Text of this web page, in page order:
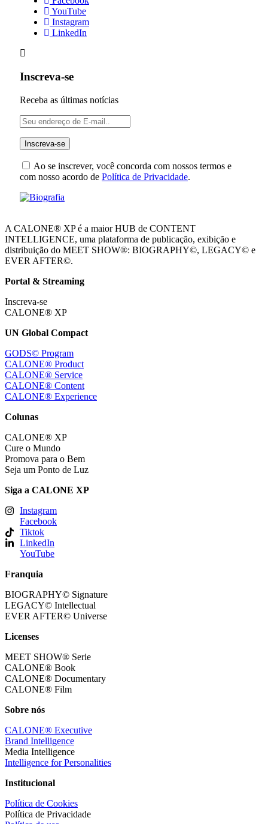
YouTube
Instagram
LinkedIn
Inscreva-se
Receba as últimas notícias
Ao se inscrever, você concorda com nossos termos e
com nosso acordo de Política de Privacidade.
A CALONE® XP é a maior HUB de CONTENT
INTELLIGENCE, uma plataforma de publicação, exibição e
distribuição do MEET SHOW®: BIOGRAPHY©, LEGACY© e
EVER AFTER©.
Portal & Streaming
Inscreva-se
CALONE® XP
UN Global Compact
GODS© Program
CALONE® Product
CALONE® Service
CALONE® Content
CALONE® Experience
Colunas
CALONE® XP
Cure o Mundo
Promova para o Bem
Seja um Ponto de Luz
Siga a CALONE XP
Instagram
Facebook
Tiktok
LinkedIn
YouTube
Franquia
BIOGRAPHY© Signature
LEGACY© Intellectual
EVER AFTER© Universe
Licenses
MEET SHOW® Serie
CALONE® Book
CALONE® Documentary
CALONE® Film
Sobre nós
CALONE® Executive
Brand Intelligence
Media Intelligence
Intelligence for Personalities
Institucional
Política de Cookies
Política de Privacidade